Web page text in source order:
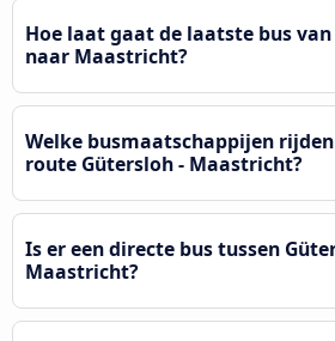
Hoe laat gaat de laatste bus
naar Maastricht?
Welke busmaatschappijen
route Gütersloh - Maastricht?
Is er een directe bus tussen
Maastricht?